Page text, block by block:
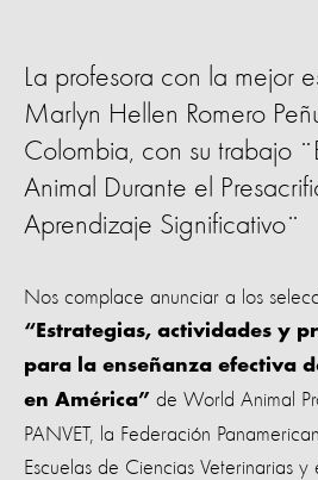
La profesora con la mejor
Marlyn Hellen Romero
Colombia, con su trabajo
Animal Durante el
Aprendizaje Significativo¨
Nos complace anunciar a los
“Estrategias, actividades y
para la enseñanza efectiva
en América” de World Animal
PANVET, la Federación
Escuelas de Ciencias Veterinarias